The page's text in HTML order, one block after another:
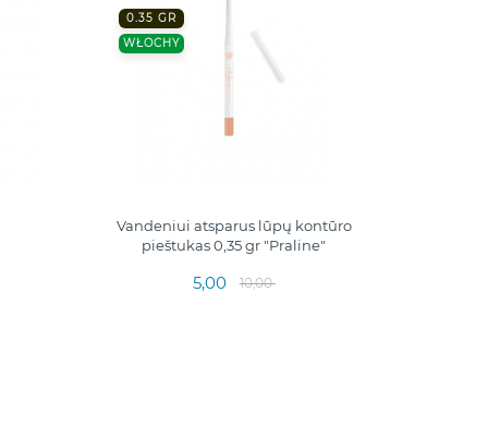
0.35 GR
WŁOCHY
Vandeniui atsparus lūpų kontūro
pieštukas 0,35 gr "Praline"
5,00 10,00